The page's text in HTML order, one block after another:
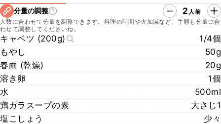
分量の調整 2 人前
人数に合わせて分量を調整できます。料理の時間や火加減など、手順も分量に合
わせて調整してくださいね。
キャベツ (200g)
1/4個
もやし
50g
春雨 (乾燥)
20g
溶き卵
1個
水
500ml
鶏ガラスープの素
大さじ1
塩こしょう
少々